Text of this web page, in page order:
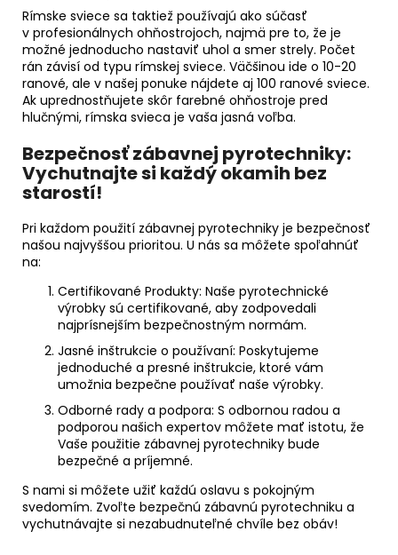
Rímske sviece sa taktiež používajú ako súčasť
v profesionálnych ohňostrojoch, najmä pre to, že je
možné jednoducho nastaviť uhol a smer strely. Počet
rán závisí od typu rímskej sviece. Väčšinou ide o 10-20
ranové, ale v našej ponuke nájdete aj 100 ranové sviece.
Ak uprednostňujete skôr farebné ohňostroje pred
hlučnými, rímska svieca je vaša jasná voľba.
Bezpečnosť zábavnej pyrotechniky:
Vychutnajte si každý okamih bez
starostí!
Pri každom použití zábavnej pyrotechniky je bezpečnosť
našou najvyššou prioritou. U nás sa môžete spoľahnúť
na:
Certifikované Produkty: Naše pyrotechnické
výrobky sú certifikované, aby zodpovedali
najprísnejším bezpečnostným normám.
Jasné inštrukcie o používaní: Poskytujeme
jednoduché a presné inštrukcie, ktoré vám
umožnia bezpečne používať naše výrobky.
Odborné rady a podpora: S odbornou radou a
podporou našich expertov môžete mať istotu, že
Vaše použitie zábavnej pyrotechniky bude
bezpečné a príjemné.
S nami si môžete užiť každú oslavu s pokojným
svedomím. Zvoľte bezpečnú zábavnú pyrotechniku a
vychutnávajte si nezabudnuteľné chvíle bez obáv!